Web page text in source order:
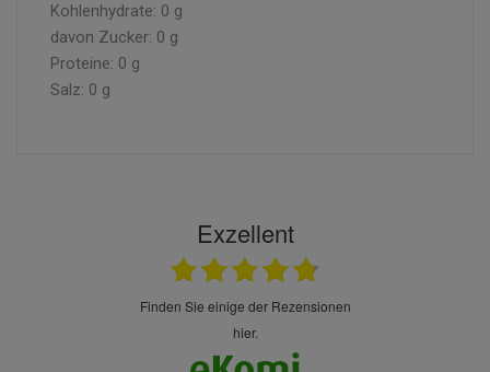
Kohlenhydrate: 0 g
davon Zucker: 0 g
Proteine: 0 g
Salz: 0 g
Exzellent
finden Sie einige der Rezensionen
hier.